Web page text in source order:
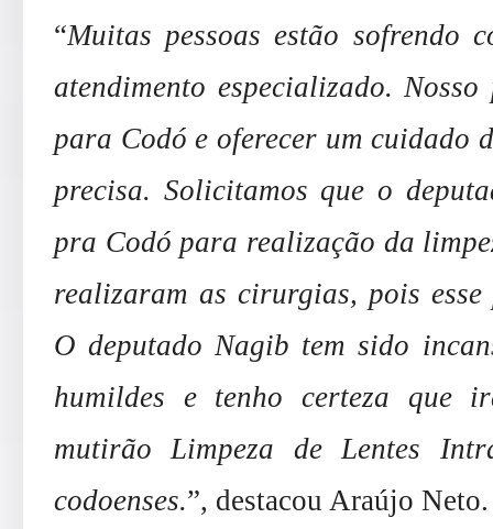
“Muitas pessoas estão sofrendo
atendimento especializado.
para Codó e oferecer um cuidado
precisa. Solicitamos que o
pra Codó para realização da
realizaram as cirurgias, pois
O deputado Nagib tem sido
humildes e tenho certeza que
mutirão Limpeza de Lentes
codoenses.”, destacou Araújo Neto.